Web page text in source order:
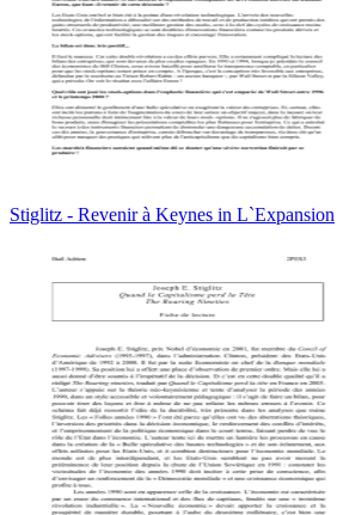
Stiglitz - Revenir à Keynes in L`Expansion